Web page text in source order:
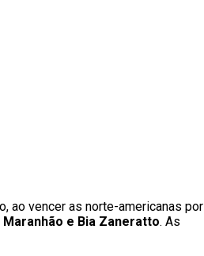
ao vencer as norte-americanas por
e Bia Zaneratto. As